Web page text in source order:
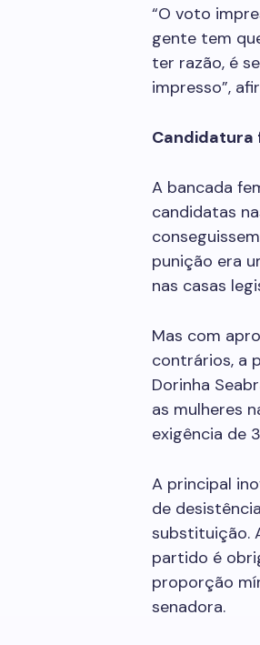
“O voto
gente tem
ter razão, é
impresso”,
Candidatura
A bancada
candidatas
punição era
nas casas
Mas com
contrários, a
Dorinha
as mulheres
exigência de
A principal
de
substituição.
partido é
proporção
senadora.